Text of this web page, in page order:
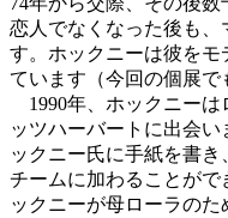
恋人でなくなった後も
す。ホックニーは彼を
ています（今回の個展で
1990年、ホックニーは
ッツハーバートに出会
ックニー氏に手紙を書
チームに加わることが
ックニーが母ローラの